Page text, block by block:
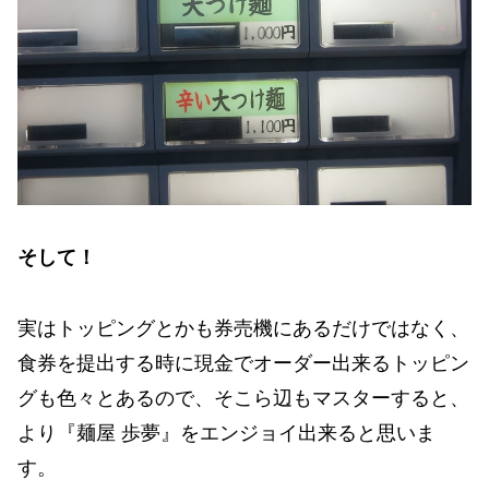
そして！
実はトッピングとかも券売機にあるだけではなく、
食券を提出する時に現金でオーダー出来るトッピン
グも色々とあるので、そこら辺もマスターすると、
より『麺屋 歩夢』をエンジョイ出来ると思いま
す。